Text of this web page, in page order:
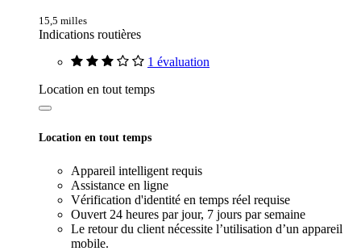
15,5 milles
Indications routières
1 évaluation
Location en tout temps
Location en tout temps
Appareil intelligent requis
Assistance en ligne
Vérification d'identité en temps réel requise
Ouvert 24 heures par jour, 7 jours par semaine
Le retour du client nécessite l’utilisation d’un appareil
mobile.